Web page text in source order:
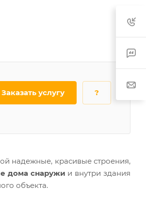
Заказать услугу ?
надежные, красивые строения,
дома снаружи и внутри здания
объекта.